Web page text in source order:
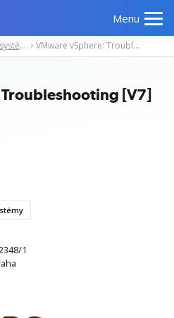
Menu
Odborné
Počítačové
Operační systémy VMware vSphere: Troubleshooting [V7]
[V7]
1